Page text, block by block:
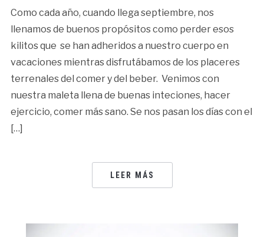
Como cada año, cuando llega septiembre, nos
llenamos de buenos propósitos como perder esos
kilitos que se han adheridos a nuestro cuerpo en
vacaciones mientras disfrutábamos de los placeres
terrenales del comer y del beber. Venimos con
nuestra maleta llena de buenas inteciones, hacer
ejercicio, comer más sano. Se nos pasan los días con el
[…]
LEER MÁS